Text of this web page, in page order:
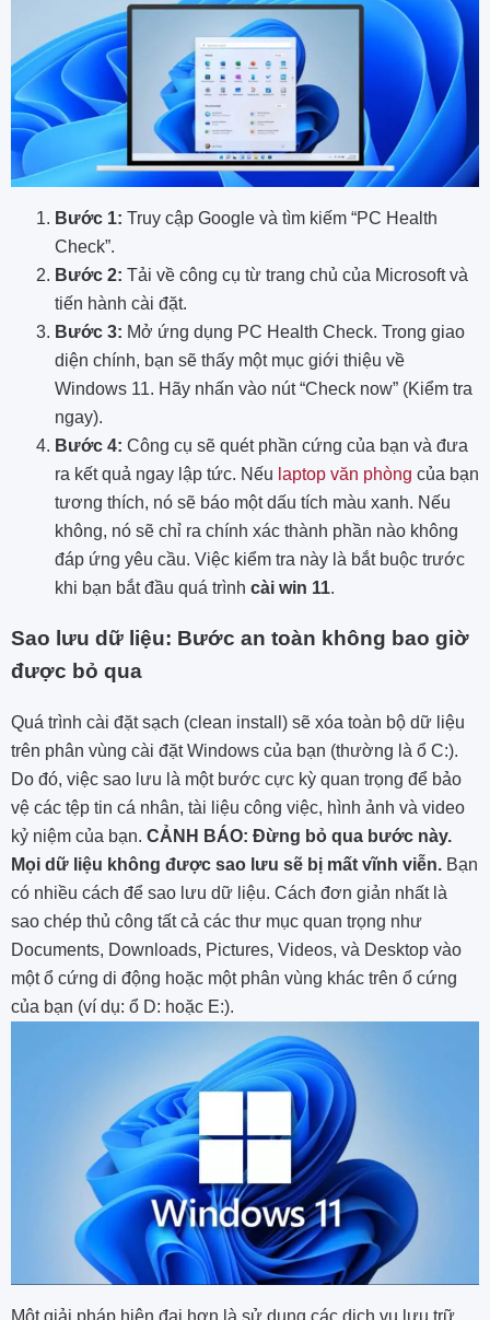
Bước 1: Truy cập Google và tìm kiếm “PC Health
Check”.
Bước 2: Tải về công cụ từ trang chủ của Microsoft và
tiến hành cài đặt.
Bước 3: Mở ứng dụng PC Health Check. Trong giao
diện chính, bạn sẽ thấy một mục giới thiệu về
Windows 11. Hãy nhấn vào nút “Check now” (Kiểm tra
ngay).
Bước 4: Công cụ sẽ quét phần cứng của bạn và đưa
ra kết quả ngay lập tức. Nếu laptop văn phòng của bạn
tương thích, nó sẽ báo một dấu tích màu xanh. Nếu
không, nó sẽ chỉ ra chính xác thành phần nào không
đáp ứng yêu cầu. Việc kiểm tra này là bắt buộc trước
khi bạn bắt đầu quá trình cài win 11.
Sao lưu dữ liệu: Bước an toàn không bao giờ
được bỏ qua
Quá trình cài đặt sạch (clean install) sẽ xóa toàn bộ dữ liệu
trên phân vùng cài đặt Windows của bạn (thường là ổ C:).
Do đó, việc sao lưu là một bước cực kỳ quan trọng để bảo
vệ các tệp tin cá nhân, tài liệu công việc, hình ảnh và video
kỷ niệm của bạn. CẢNH BÁO: Đừng bỏ qua bước này.
Mọi dữ liệu không được sao lưu sẽ bị mất vĩnh viễn. Bạn
có nhiều cách để sao lưu dữ liệu. Cách đơn giản nhất là
sao chép thủ công tất cả các thư mục quan trọng như
Documents, Downloads, Pictures, Videos, và Desktop vào
một ổ cứng di động hoặc một phân vùng khác trên ổ cứng
của bạn (ví dụ: ổ D: hoặc E:).
Một giải pháp hiện đại hơn là sử dụng các dịch vụ lưu trữ